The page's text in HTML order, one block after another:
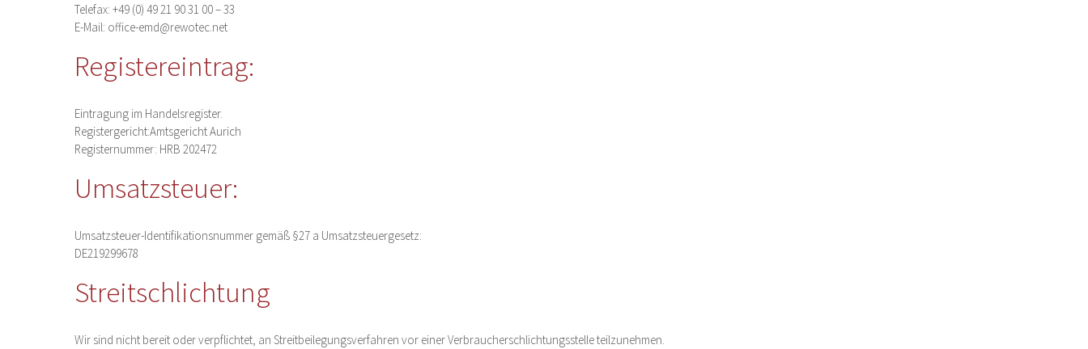
Telefax: +49 (0) 49 21 90 31 00 – 33
E-Mail: office-emd@rewotec.net
Registereintrag:
Eintragung im Handelsregister.
Registergericht:Amtsgericht Aurich
Registernummer: HRB 202472
Umsatzsteuer:
Umsatzsteuer-Identifikationsnummer gemäß §27 a Umsatzsteuergesetz:
DE219299678
Streitschlichtung
Wir sind nicht bereit oder verpflichtet, an Streitbeilegungsverfahren vor einer Verbraucherschlichtungsstelle teilzunehmen.